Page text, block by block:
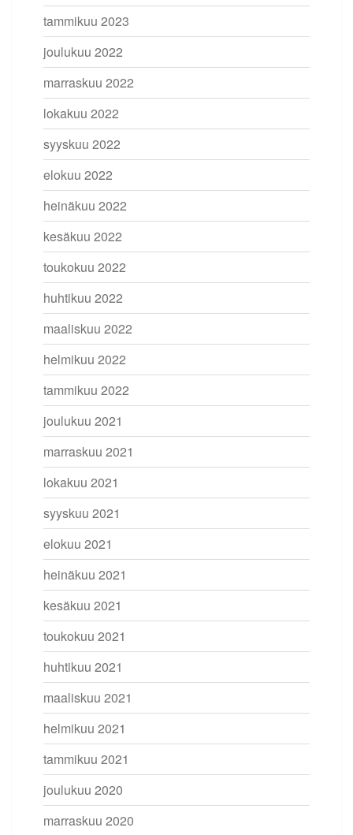
tammikuu 2023
joulukuu 2022
marraskuu 2022
lokakuu 2022
syyskuu 2022
elokuu 2022
heinäkuu 2022
kesäkuu 2022
toukokuu 2022
huhtikuu 2022
maaliskuu 2022
helmikuu 2022
tammikuu 2022
joulukuu 2021
marraskuu 2021
lokakuu 2021
syyskuu 2021
elokuu 2021
heinäkuu 2021
kesäkuu 2021
toukokuu 2021
huhtikuu 2021
maaliskuu 2021
helmikuu 2021
tammikuu 2021
joulukuu 2020
marraskuu 2020